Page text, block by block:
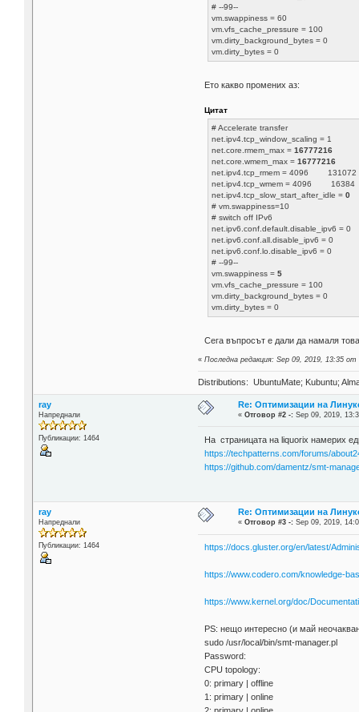
# --99--
vm.swappiness = 60
vm.vfs_cache_pressure = 100
vm.dirty_background_bytes = 0
vm.dirty_bytes = 0
Ето какво промених аз:
Цитат
# Accelerate transfer
net.ipv4.tcp_window_scaling = 1
net.core.rmem_max =16777216
net.core.wmem_max =16777216
net.ipv4.tcp_rmem = 4096
net.ipv4.tcp_wmem = 4096
net.ipv4.tcp_slow_start_after_idle =0
# vm.swappiness=10
# switch off IPv6
net.ipv6.conf.default.disable_ipv6 = 0
net.ipv6.conf.all.disable_ipv6 = 0
net.ipv6.conf.lo.disable_ipv6 = 0
# --99--
vm.swappiness =5
vm.vfs_cache_pressure = 100
vm.dirty_background_bytes = 0
vm.dirty_bytes = 0
Сега въпросът е дали да намаля
«Последна редакция: Sep 09, 2019, 13:35 от
Distributions: UbuntuMate; Kubuntu;
ray
Напреднали
Публикации: 1464
Re: Оптимизации на
«Отговор #2 -: Sep 09, 2019,
На страницата на liquorix намерих
https://techpatterns.com/forums/
https://github.com/damentz/smt-
ray
Напреднали
Публикации: 1464
Re: Оптимизации на
«Отговор #3 -: Sep 09, 2019,
https://docs.gluster.org/en/latest/
https://www.codero.com/knowledge-
https://www.kernel.org/doc/
PS: нещо интересно (и май
sudo /usr/local/bin/smt-manager.pl
Password:
CPU topology:
0: primary | offline
1: primary | online